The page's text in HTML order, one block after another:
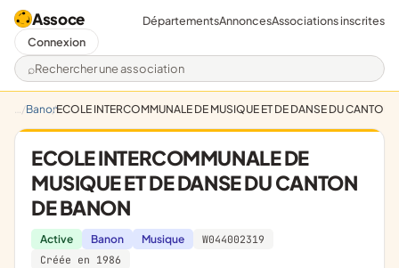
Assoce
Rechercher une association
DépartementsAnnoncesAssociations inscrites
Connexion
BanonECOLE INTERCOMMUNALE DE MUSIQUE ET DE DANSE DU CANTON
ECOLE INTERCOMMUNALE DE
MUSIQUE ET DE DANSE DU CANTON
DE BANON
Active Banon Musique
W044002319
Créée en 1986